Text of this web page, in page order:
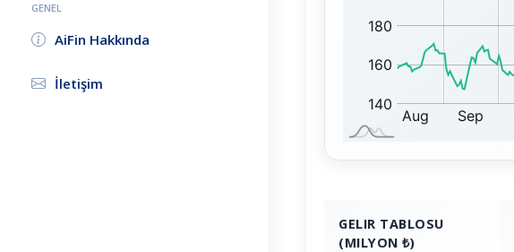
GENEL
AiFin Hakkında
İletişim
GELIR TABLOSU
(MILYON ₺)